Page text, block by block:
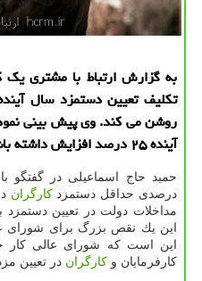
به گزارش ارتباط با مشتری
روشن می كند. وی پیش بینی
آینده ۲۵ درصد افزایش داشته باشد.
درصدی حداقل دستمزدكارگران
مداخلات دولت در تعیین
این یك نقص بزرگ برای
این است كه شورای عالی كار
كارفرمایان و كارگران در تعیین